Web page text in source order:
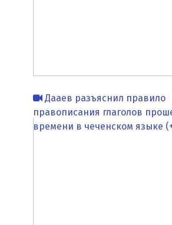
Дааев разъяснил правило
правописания глаголов
времени в чеченском языке